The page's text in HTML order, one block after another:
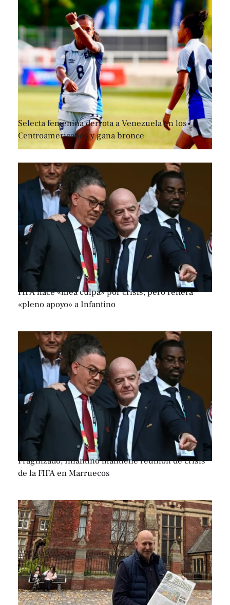
Selecta femenina derrota a Venezuela en los
Centroamericanos y gana bronce
FIFA hace «mea culpa» por crisis, pero reitera
«pleno apoyo» a Infantino
Fragilizado, Infantino mantiene reunión de crisis
de la FIFA en Marruecos